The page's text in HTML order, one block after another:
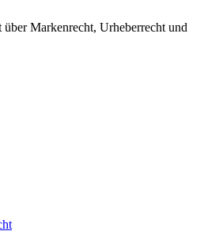
Markenrecht, Urheberrecht und